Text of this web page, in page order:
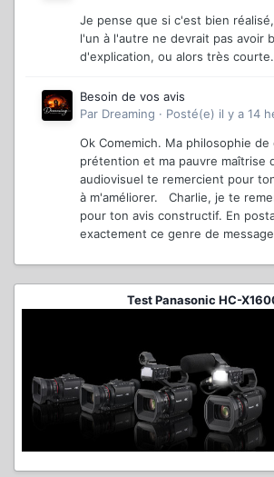
Je pense que si c'est bien
l'un à l'autre ne devrait pas avoir
d'explication, ou alors très
Besoin de vos avis
Par Dreaming · Posté(e) il y a 14
Ok Comemich. Ma philosophie
prétention et ma pauvre maîtrise
audiovisuel te remercient pour
à m'améliorer. Charlie, je te
pour ton avis constructif. En
exactement ce genre de
Test Panasonic HC-